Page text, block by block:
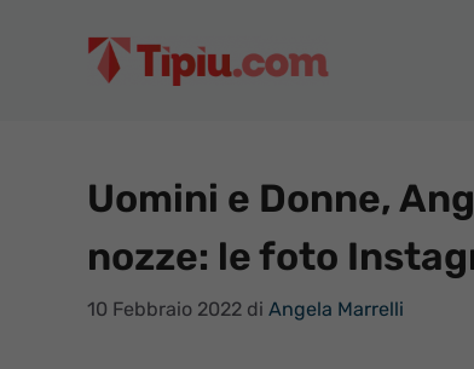
Uomini e Donne,
nozze: le foto
10 Febbraio 2022 di Angela Marrelli